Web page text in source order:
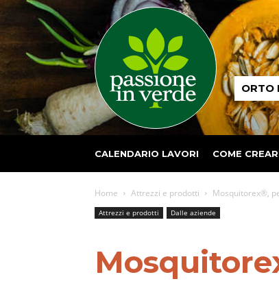
Passione
in ORTO
CALENDARIO LAVORI COME
Home Attrezzi e prodotti Mosquitorex®,
Attrezzi e prodotti Dalle aziende